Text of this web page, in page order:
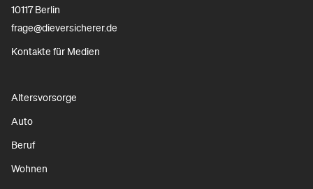
10117 Berlin
frage@dieversicherer.de
Kontakte für Medien
Altersvorsorge
Auto
Beruf
Wohnen